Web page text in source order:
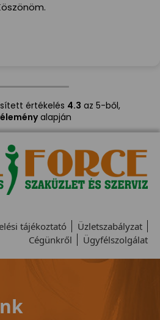
értékelés 4.3 az 5-ből,
alapján
tájékoztató
Üzletszabályzat
Cégünkről
Ügyfélszolgálat